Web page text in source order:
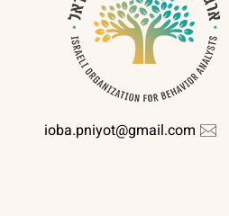
ioba.pniyot@gmail.com